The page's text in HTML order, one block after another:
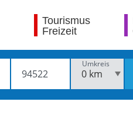
Tourismus
Freizeit
Umkreis